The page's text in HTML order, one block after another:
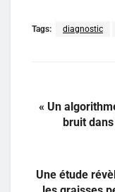
Tags: diagnostic
« Un
bruit
Une étude